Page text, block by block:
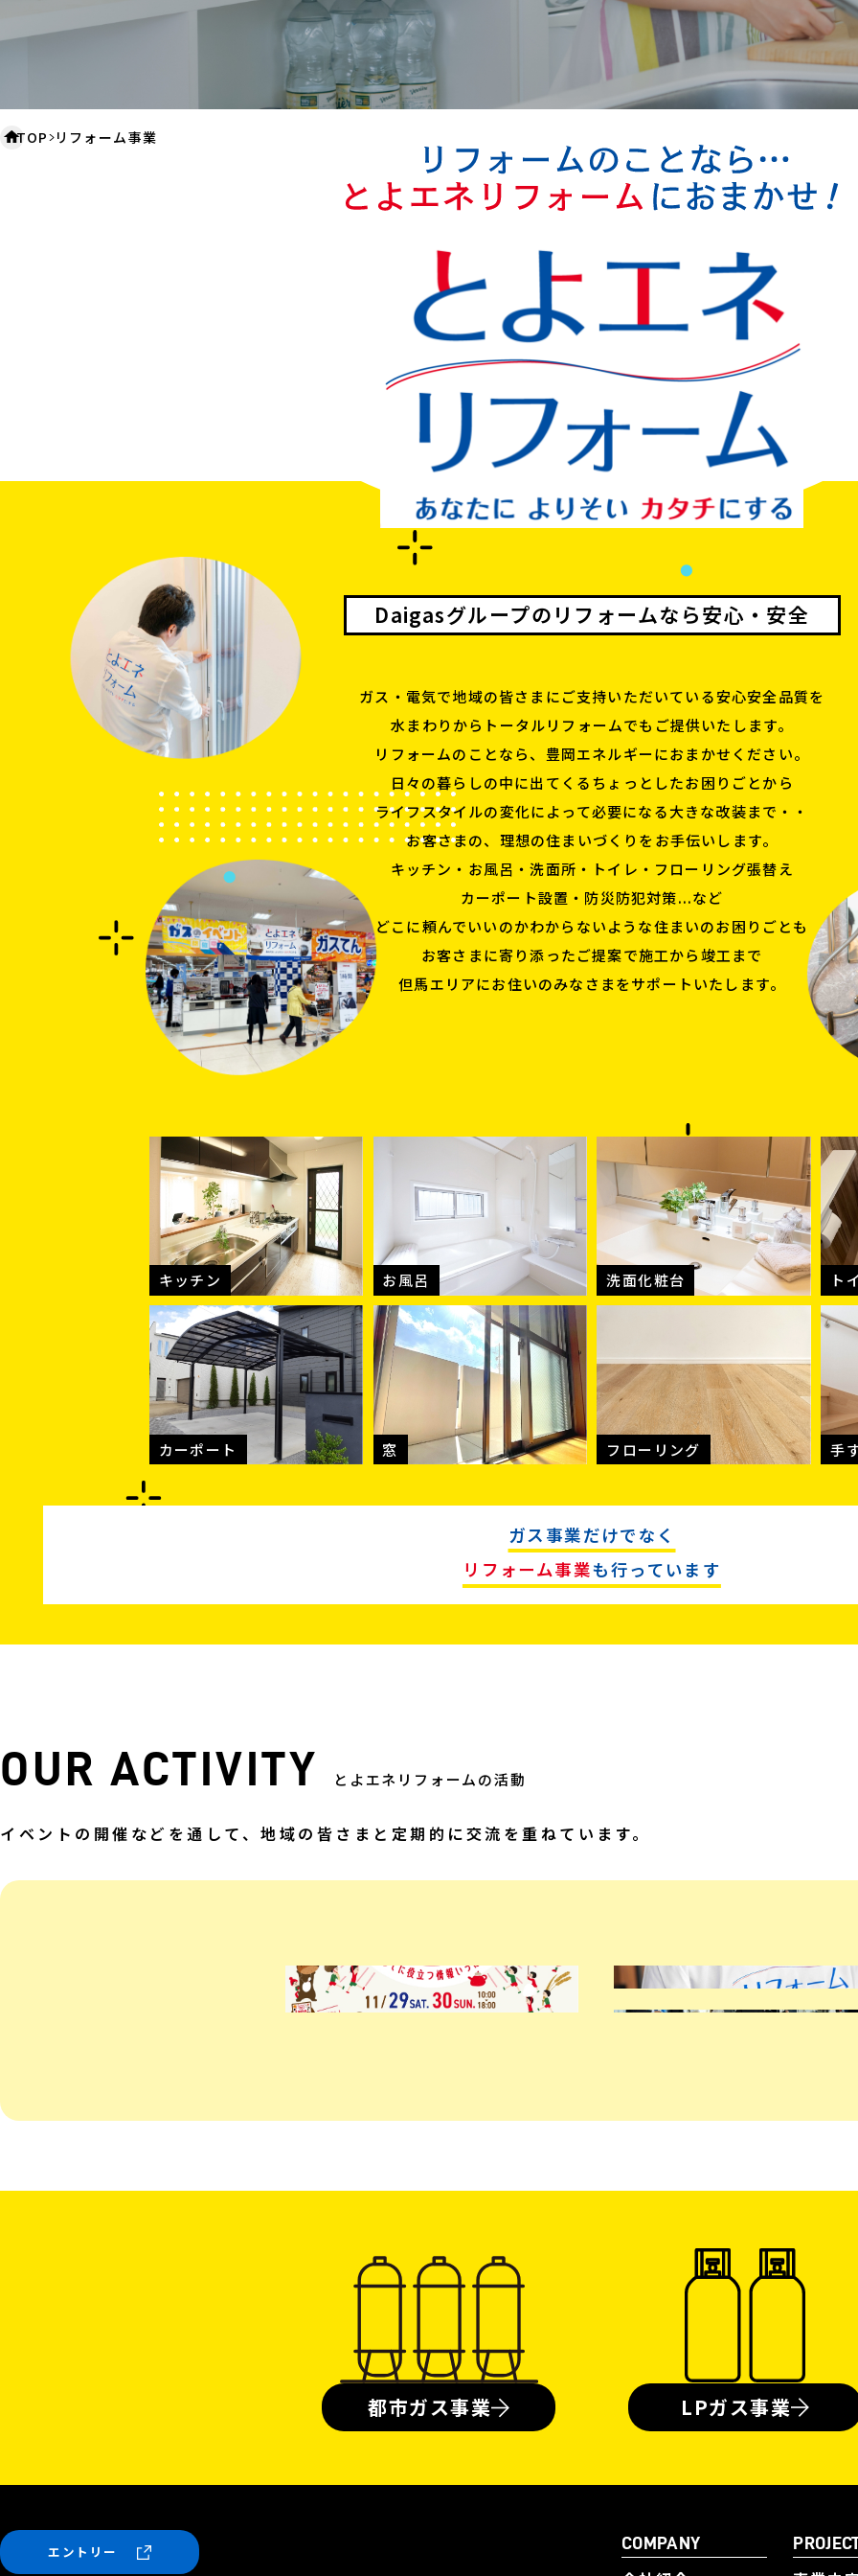
TOP リフォーム事業
Daigasグループの リフォームなら安心・安全
ガス・電気で地域の皆さまにご支持いただいている安心安全品質を
水まわりからトータルリフォームでも ご提供いたします。
リフォームのことなら、 豊岡エネルギーにおまかせください。
日々の暮らしの中に出てくるちょっとしたお困りごとから
ライフスタイルの変化によって必要になる大きな改装まで・・
お客さまの、理想の住まいづくりをお手伝いします。
キッチン・お風呂・洗面所・ トイレ・フローリング張替え
カーポート設置・防災防犯対策...など
どこに頼んでいいのかわからないような住まいのお困りごとも
お客さまに寄り添ったご提案で施工から竣工まで
但馬エリアにお住いのみなさまをサポートいたします。
キッチン お風呂 洗面化粧台 ト
カーポート 窓 フローリング 手
ガス事業だけでなく
リフォーム事業も行っています
OUR ACTIVITY とよエネリフォームの活動
イベントの開催などを通して、地域の皆さまと定期的に交流を重ねています。
都市ガス事業 LPガス事業
エントリー COMPANY